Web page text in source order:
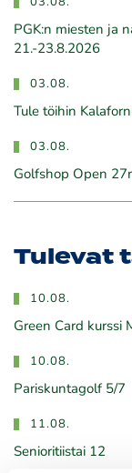
PGK:n miesten ja
21.-23.8.2026
03.08.
Tule töihin
03.08.
Golfshop Open 27r
Tulevat
10.08.
Green Card kurssi
10.08.
Pariskuntagolf 5/7
11.08.
Senioritiistai 12